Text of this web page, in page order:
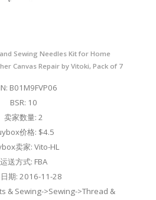
Sewing Needles Kit for Home
Canvas Repair by Vitoki, Pack of 7
B01M9FVP06
BSR: 10
卖家数量: 2
价格: $4.5
卖家: Vito-HL
运送方式: FBA
期: 2016-11-28
& Sewing->Sewing->Thread &